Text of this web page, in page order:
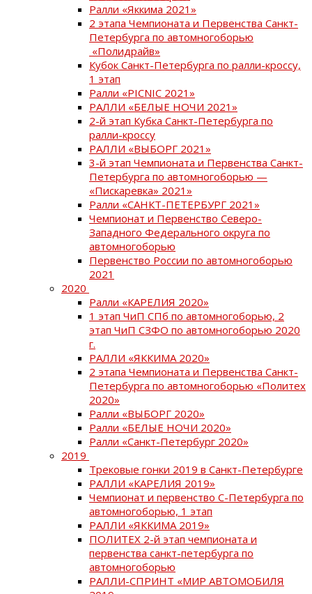
Ралли «Яккима 2021»
2 этапа Чемпионата и Первенства Санкт-
Петербурга по автомногоборью
«Полидрайв»
Кубок Санкт-Петербурга по ралли-кроссу,
1 этап
Ралли «PICNIC 2021»
РАЛЛИ «БЕЛЫЕ НОЧИ 2021»
2-й этап Кубка Санкт-Петербурга по
ралли-кроссу
РАЛЛИ «ВЫБОРГ 2021»
3-й этап Чемпионата и Первенства Санкт-
Петербурга по автомногоборью —
«Пискаревка» 2021»
Ралли «САНКТ-ПЕТЕРБУРГ 2021»
Чемпионат и Первенство Северо-
Западного Федерального округа по
автомногоборью
Первенство России по автомногоборью
2021
2020
Ралли «КАРЕЛИЯ 2020»
1 этап ЧиП СПб по автомногоборью, 2
этап ЧиП СЗФО по автомногоборью 2020
г.
РАЛЛИ «ЯККИМА 2020»
2 этапа Чемпионата и Первенства Санкт-
Петербурга по автомногоборью «Политех
2020»
Ралли «ВЫБОРГ 2020»
Ралли «БЕЛЫЕ НОЧИ 2020»
Ралли «Санкт-Петербург 2020»
2019
Трековые гонки 2019 в Санкт-Петербурге
РАЛЛИ «КАРЕЛИЯ 2019»
Чемпионат и первенство С-Петербурга по
автомногоборью, 1 этап
РАЛЛИ «ЯККИМА 2019»
ПОЛИТЕХ 2-й этап чемпионата и
первенства санкт-петербурга по
автомногоборью
РАЛЛИ-СПРИНТ «МИР АВТОМОБИЛЯ